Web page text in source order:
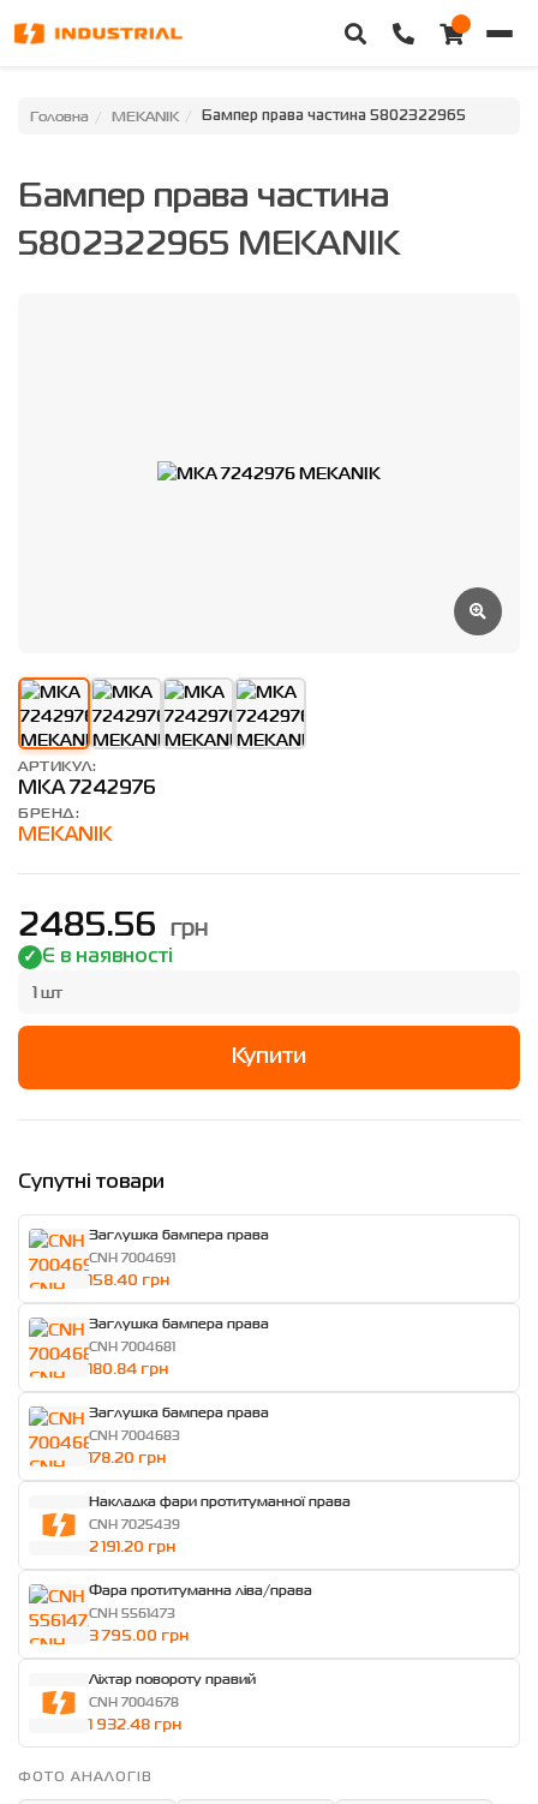
Головна
Категорії
Особистий кабінет
Головна MEKANIK Бампер права частина 5802322965
Бампер права частина
5802322965 MEKANIK
АРТИКУЛ:
MKA 7242976
БРЕНД:
MEKANIK
2485.56 грн
Є в наявності
1 шт
Купити
Супутні товари
Заглушка бампера права
CNH 7004691
158.40 грн
Заглушка бампера права
CNH 7004681
180.84 грн
Заглушка бампера права
CNH 7004683
178.20 грн
Накладка фари протитуманної права
CNH 7025439
2 191.20 грн
Фара протитуманна ліва/права
CNH 5561473
3 795.00 грн
Ліхтар повороту правий
CNH 7004678
1 932.48 грн
ФОТО АНАЛОГІВ